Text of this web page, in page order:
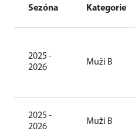
Sezóna Kategorie
2025 -
2026
Muži B
2025 -
2026
Muži B